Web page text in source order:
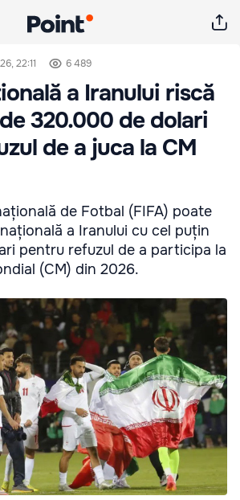
22:11 6 489
a Iranului riscă
320.000 de dolari
de a juca la CM
de Fotbal (FIFA) poate
a Iranului cu cel puțin
pentru refuzul de a participa la
(CM) din 2026.